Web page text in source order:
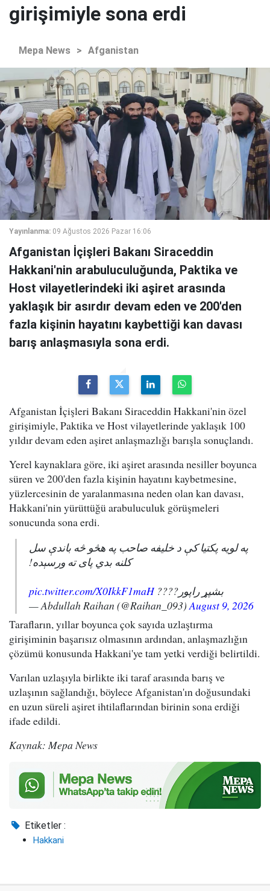
girişimiyle sona erdi
Mepa News > Afganistan
Yayınlanma: 09 Ağustos 2026 Pazar 16:06
Afganistan İçişleri Bakanı Siraceddin
Hakkani'nin arabuluculuğunda, Paktika ve
Host vilayetlerindeki iki aşiret arasında
yaklaşık bir asırdır devam eden ve 200'den
fazla kişinin hayatını kaybettiği kan davası
barış anlaşmasıyla sona erdi.
Afganistan İçişleri Bakanı Siraceddin Hakkani'nin özel
girişimiyle, Paktika ve Host vilayetlerinde yaklaşık 100
yıldır devam eden aşiret anlaşmazlığı barışla sonuçlandı.
Yerel kaynaklara göre, iki aşiret arasında nesiller boyunca
süren ve 200'den fazla kişinin hayatını kaybetmesine,
yüzlercesinin de yaralanmasına neden olan kan davası,
Hakkani'nin yürüttüğü arabuluculuk görüşmeleri
sonucunda sona erdi.
په لویه پکتیا کې د خلیفه صاحب په هڅو څه باندې سل
کلنه بدي پای ته ورسېده!
بشپړ راپور????pic.twitter.com/X0IkkF1maH
— Abdullah Raihan (@Raihan_093)August 9, 2026
Tarafların, yıllar boyunca çok sayıda uzlaştırma
girişiminin başarısız olmasının ardından, anlaşmazlığın
çözümü konusunda Hakkani'ye tam yetki verdiği belirtildi.
Varılan uzlaşıyla birlikte iki taraf arasında barış ve
uzlaşının sağlandığı, böylece Afganistan'ın doğusundaki
en uzun süreli aşiret ihtilaflarından birinin sona erdiği
ifade edildi.
Kaynak: Mepa News
Etiketler :
Hakkani